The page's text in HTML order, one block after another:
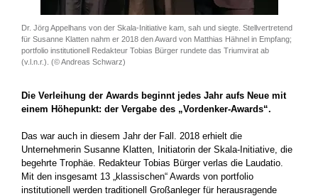
Dr. Jörg Appelhans von der Skala-Initiative kam, sah und siegte. Stellvertretend
für Susanne Klatten nahm er 2018 den Award von Matthias Hähnel in Empfang;
portfolio institutionell Redakteur Tobias Bürger rundete das Triumvirat ab
(v.l.n.r.). (© Andreas Schwarz)
Die Verleihung der Awards beginnt jedes Jahr aufs Neue mit
einem Höhepunkt: der Vergabe des „Vordenker-Awards“.
Das war auch in diesem Jahr der Fall. 2018 erhielt die
Unternehmerin Susanne ­Klatten, Initiatorin der Skala-Initiative, die
begehrte Trophäe. Redakteur ­Tobias Bürger verlas die Laudatio.
Mit den insgesamt 13 „klassischen“ Awards von portfolio
institutionell werden traditionell Großanleger für herausragende